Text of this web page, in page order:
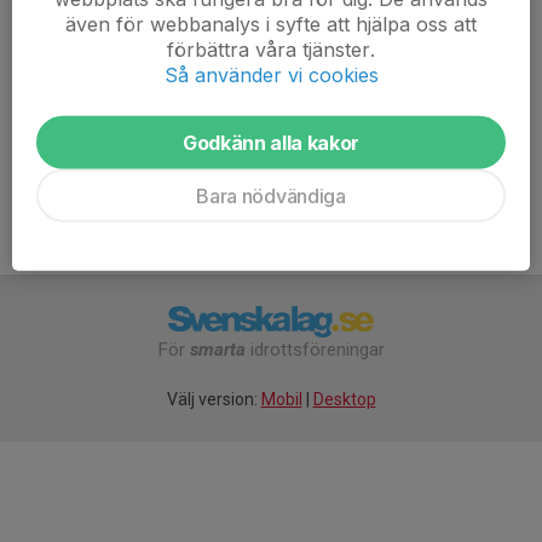
kanske hinner med någon stafett också...
//David
För smarta idrottsföreningar
Välj version: Mobil Desktop
även för webbanalys i syfte att hjälpa oss att
förbättra våra tjänster.
Så använder vi cookies
Godkänn alla kakor
Bara nödvändiga